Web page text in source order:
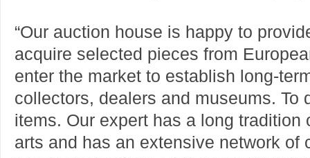
“Our auction house is happy to
acquire selected pieces from
enter the market to establish long-
collectors, dealers and museums. To
items. Our expert has a long
arts and has an extensive network of